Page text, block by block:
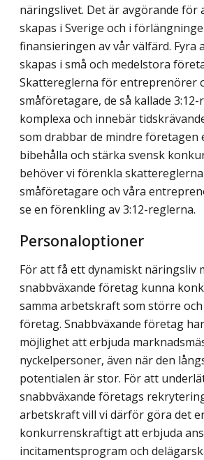
näringslivet. Det är avgörande för
skapas i Sverige och i
finansieringen av vår välfärd. Fyra
skapas i små och medelstora
Skattereglerna för entreprenörer
småföretagare, de så kallade
komplexa och innebär
som drabbar de mindre företagen
bibehålla och stärka svensk
behöver vi förenkla
småföretagare och våra
se en förenkling av 3:12-reglerna.
Personaloptioner
För att få ett dynamiskt näringsliv
snabbväxande företag kunna
samma arbetskraft som större
företag. Snabbväxande företag
möjlighet att erbjuda
nyckelpersoner, även när den
potentialen är stor. För att
snabbväxande företags
arbetskraft vill vi därför göra det
konkurrenskraftigt att erbjuda
incitamentsprogram och